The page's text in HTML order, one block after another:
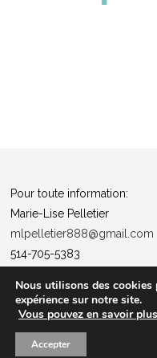
Pour toute information:
Marie-Lise Pelletier
mlpelletier888@gmail.com
514-705-5383
“Tous ensemble
Les entrées pour les événements
Nous utilisons des
expérience sur notre site.
Vous pouvez en savoir
Accepter